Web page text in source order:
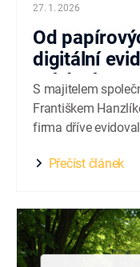
27. 1. 2026
Od
digitální
zakázek
S majitelem
Františkem
firma dříve
praxi využívá
Přečíst článek